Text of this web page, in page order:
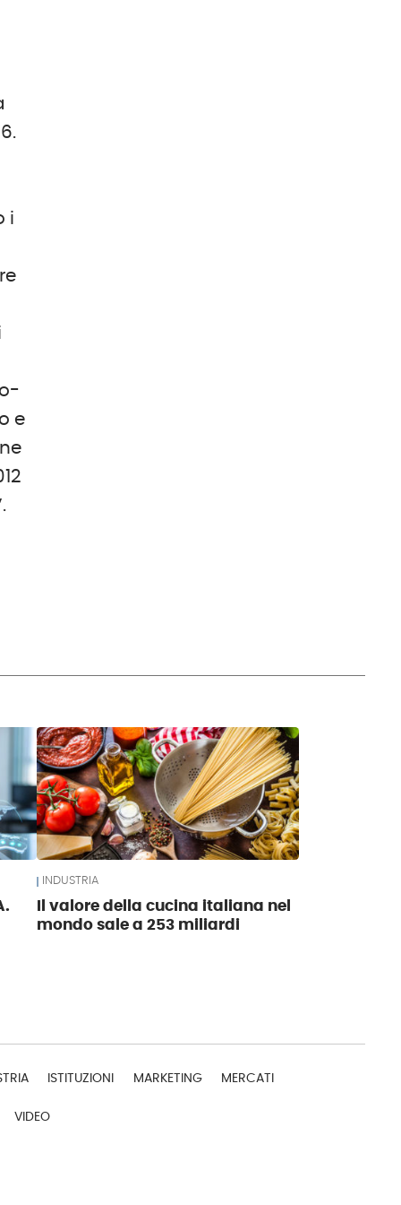
i
e
INDUSTRIA
Il valore della cucina italiana nel
mondo sale a 253 miliardi
ISTITUZIONI MARKETING MERCATI
VIDEO